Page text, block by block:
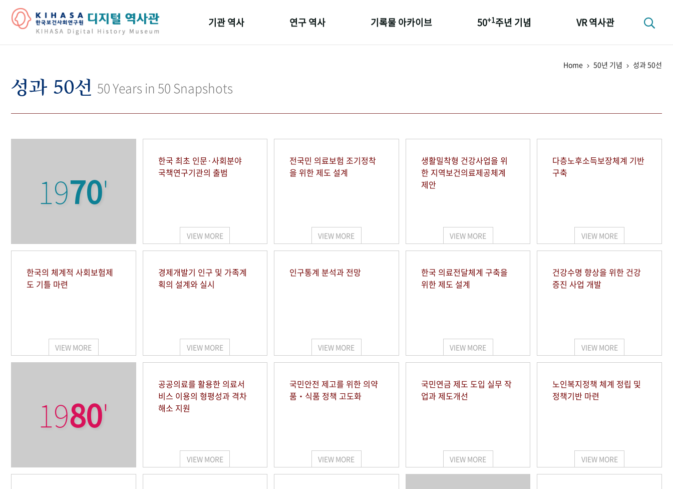
기관 역사
기관 변천사
연구 역사 기록물 아카이브 50+1주년 기념 VR 역사관
Home 50년 기념 성과 50선
성과 50선 50 Years in 50 Snapshots
1970'
한국 최초 인문·사회분야
국책연구기관의 출범
VIEW MORE
전국민 의료보험 조기정착
을 위한 제도 설계
VIEW MORE
생활밀착형 건강사업을 위
한 지역보건의료제공체계
제안
VIEW MORE
다층노후소득보장체계 기반
구축
VIEW MORE
한국의 체계적 사회보험제
도 기틀 마련
VIEW MORE
경제개발기 인구 및 가족계
획의 설계와 실시
VIEW MORE
인구통계 분석과 전망
VIEW MORE
한국 의료전달체계 구축을
위한 제도 설계
VIEW MORE
건강수명 향상을 위한 건강
증진 사업 개발
VIEW MORE
1980'
공공의료를 활용한 의료서
비스 이용의 형평성과 격차
해소 지원
VIEW MORE
국민안전 제고를 위한 의약
품‧식품 정책 고도화
VIEW MORE
국민연금 제도 도입 실무 작
업과 제도개선
VIEW MORE
노인복지정책 체계 정립 및
정책기반 마련
VIEW MORE